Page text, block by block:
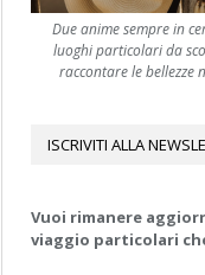
Due anime sempre in
luoghi particolari da
raccontare le bellezze
ISCRIVITI ALLA
Vuoi rimanere
viaggio particolari